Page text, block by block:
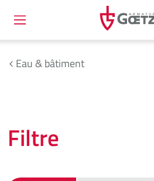
Eau & bâtiment
Filtre